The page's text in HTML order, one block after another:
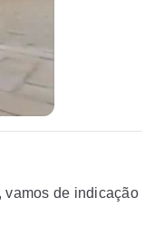
vamos de indicação